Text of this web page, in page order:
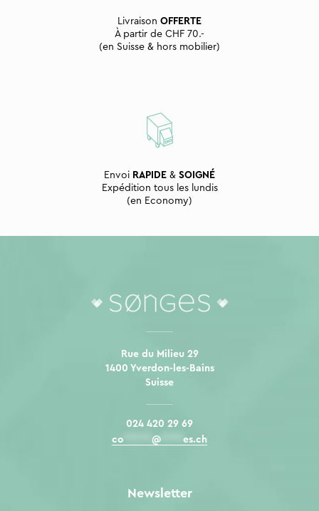
Livraison OFFERTE
À partir de CHF 70.-
(en Suisse & hors mobilier)
Envoi RAPIDE & SOIGNÉ
Expédition tous les lundis
(en Economy)
Rue du Milieu 29
1400 Yverdon-les-Bains
Suisse
024 420 29 69
co
@ es.ch
Newsletter